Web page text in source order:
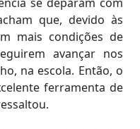
que, devido às
mais condições de
avançar nos
na escola. Então, o
ferramenta de